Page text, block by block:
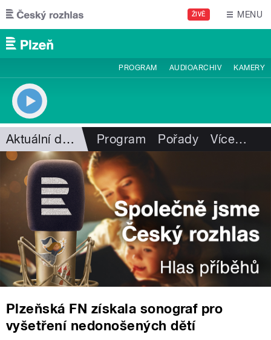
Přejít k hlavnímu obsahu
ŽIVĚ MENU
PROGRAM AUDIOARCHIV KAMERY
Aktuální dění Program Pořady Více…
Plzeňská FN získala sonograf pro
vyšetření nedonošených dětí